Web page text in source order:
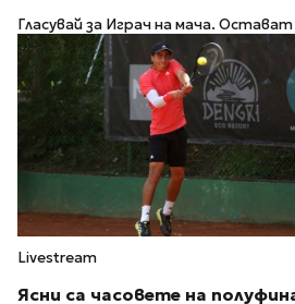
Гласувай за Играч на мача.
Livestream
Ясни са часовете на